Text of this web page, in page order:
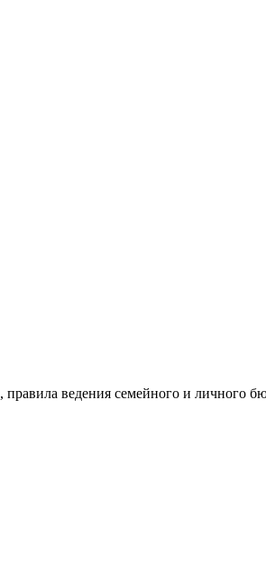
ведения семейного и личного